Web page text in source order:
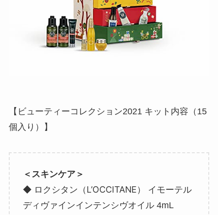
【ビューティーコレクション2021 キット内容（15
個入り）】
＜スキンケア＞
◆ ロクシタン（L’OCCITANE）
イモーテル
ディヴァインインテンシヴオイル 4mL